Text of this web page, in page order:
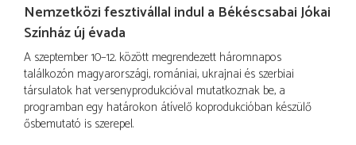
Nemzetközi fesztivállal indul a Békéscsabai Jókai
Színház új évada
A szeptember 10–12. között megrendezett háromnapos
találkozón magyarországi, romániai, ukrajnai és szerbiai
társulatok hat versenyprodukcióval mutatkoznak be, a
programban egy határokon átívelő koprodukcióban készülő
ősbemutató is szerepel.